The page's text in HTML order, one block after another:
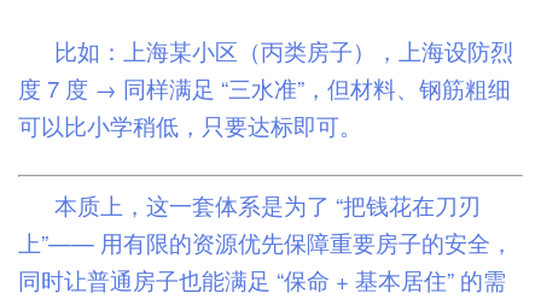
比如：上海某小区（丙类房子），上海设防烈
度 7 度 → 同样满足 “三水准”，但材料、钢筋粗细
可以比小学稍低，只要达标即可。
本质上，这一套体系是为了 “把钱花在刀刃
上”—— 用有限的资源优先保障重要房子的安全，
同时让普通房子也能满足 “保命 + 基本居住” 的需